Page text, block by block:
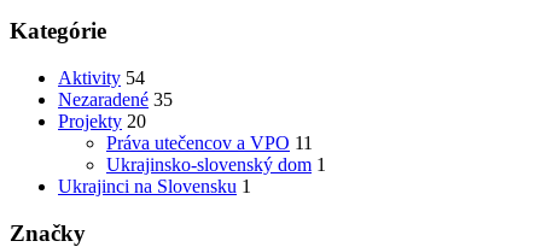
Kategórie
Aktivity 54
Nezaradené 35
Projekty 20
Práva utečencov a VPO 11
Ukrajinsko-slovenský dom 1
Ukrajinci na Slovensku 1
Značky